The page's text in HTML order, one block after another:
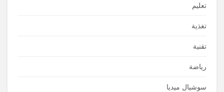
تعليم
تغذية
تقنية
رياضة
سوشيال ميديا